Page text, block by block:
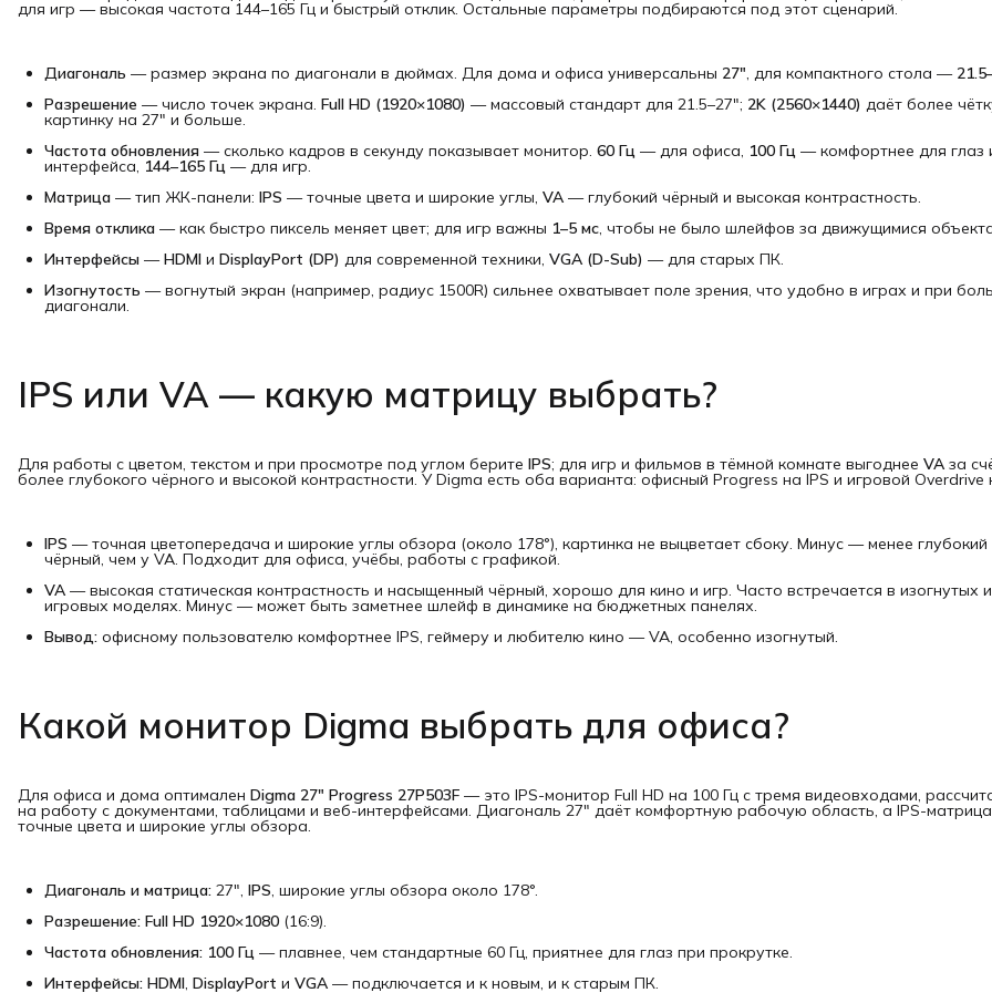
для игр — высокая частота 144–165 Гц и быстрый отклик. Остальные параметры подбираются под этот сценарий.
Диагональ — размер экрана по диагонали в дюймах. Для дома и офиса универсальны 27", для компактного стола —
Разрешение — число точек экрана. Full HD (1920×1080) — массовый стандарт для 21.5–27"; 2K (2560×1440) даёт более
картинку на 27" и больше.
Частота обновления — сколько кадров в секунду показывает монитор. 60 Гц — для офиса, 100 Гц — комфортнее для глаз
интерфейса, 144–165 Гц — для игр.
Матрица — тип ЖК-панели: IPS — точные цвета и широкие углы, VA — глубокий чёрный и высокая контрастность.
Время отклика — как быстро пиксель меняет цвет; для игр важны 1–5 мс, чтобы не было шлейфов за движущимися
Интерфейсы —HDMI и DisplayPort (DP) для современной техники, VGA (D-Sub) — для старых ПК.
Изогнутость — вогнутый экран (например, радиус 1500R) сильнее охватывает поле зрения, что удобно в играх и при
диагонали.
IPS или VA — какую матрицу выбрать?
Для работы с цветом, текстом и при просмотре под углом берите IPS; для игр и фильмов в тёмной комнате выгоднее VA за
более глубокого чёрного и высокой контрастности. У Digma есть оба варианта: офисный Progress на IPS и игровой Overdrive
IPS — точная цветопередача и широкие углы обзора (около 178°), картинка не выцветает сбоку. Минус — менее глубокий
чёрный, чем у VA. Подходит для офиса, учёбы, работы с графикой.
VA — высокая статическая контрастность и насыщенный чёрный, хорошо для кино и игр. Часто встречается в изогнутых и
игровых моделях. Минус — может быть заметнее шлейф в динамике на бюджетных панелях.
Вывод: офисному пользователю комфортнее IPS, геймеру и любителю кино — VA, особенно изогнутый.
Какой монитор Digma выбрать для офиса?
Для офиса и дома оптимален Digma 27" Progress 27P503F — это IPS-монитор Full HD на 100 Гц с тремя видеовходами,
на работу с документами, таблицами и веб-интерфейсами. Диагональ 27" даёт комфортную рабочую область, а IPS-
точные цвета и широкие углы обзора.
Диагональ и матрица: 27", IPS, широкие углы обзора около 178°.
Разрешение: Full HD 1920×1080 (16:9).
Частота обновления: 100 Гц — плавнее, чем стандартные 60 Гц, приятнее для глаз при прокрутке.
Интерфейсы: HDMI, DisplayPort и VGA — подключается и к новым, и к старым ПК.